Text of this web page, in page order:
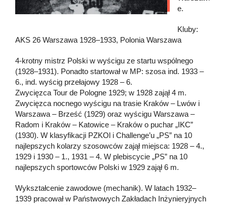
e.
Kluby:
AKS 26 Warszawa 1928–1933, Polonia Warszawa
4-krotny mistrz Polski w wyścigu ze startu wspólnego
(1928–1931). Ponadto startował w MP: szosa ind. 1933 –
6., ind. wyścig przełajowy 1928 – 6.
Zwycięzca Tour de Pologne 1929; w 1928 zajął 4 m.
Zwycięzca nocnego wyścigu na trasie Kraków – Lwów i
Warszawa – Brześć (1929) oraz wyścigu Warszawa –
Radom i Kraków – Katowice – Kraków o puchar „IKC”
(1930). W klasyfikacji PZKOl i Challenge’u „PS” na 10
najlepszych kolarzy szosowców zajął miejsca: 1928 – 4.,
1929 i 1930 – 1., 1931 – 4. W plebiscycie „PS” na 10
najlepszych sportowców Polski w 1929 zajął 6 m.
Wykształcenie zawodowe (mechanik). W latach 1932–
1939 pracował w Państwowych Zakładach Inżynieryjnych